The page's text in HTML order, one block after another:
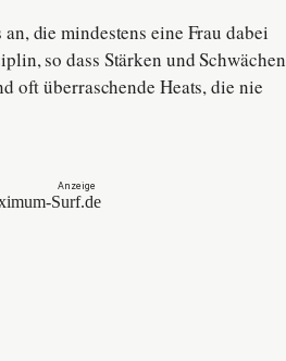
die mindestens eine Frau dabei
so dass Stärken und Schwächen
oft überraschende Heats, die nie